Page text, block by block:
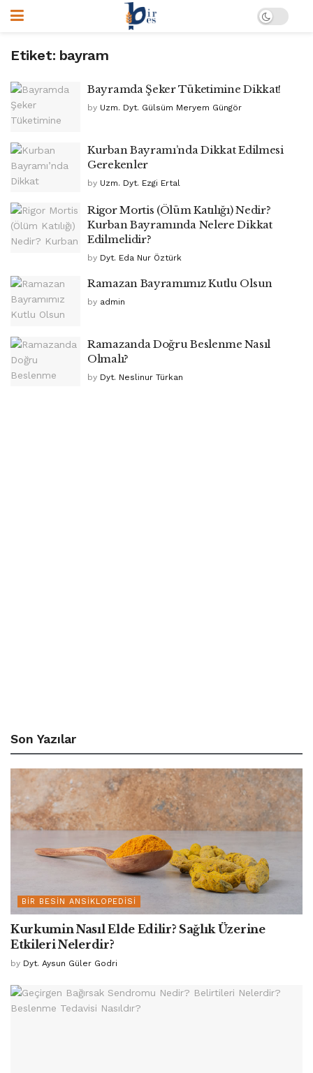
Etiket: bayram
Bayramda Şeker Tüketimine Dikkat!
by Uzm. Dyt. Gülsüm Meryem Güngör
Kurban Bayramı’nda Dikkat Edilmesi
Gerekenler
by Uzm. Dyt. Ezgi Ertal
Rigor Mortis (Ölüm Katılığı) Nedir?
Kurban Bayramında Nelere Dikkat
Edilmelidir?
by Dyt. Eda Nur Öztürk
Ramazan Bayramımız Kutlu Olsun
by admin
Ramazanda Doğru Beslenme Nasıl
Olmalı?
by Dyt. Neslinur Türkan
Son Yazılar
BIR BESIN ANSIKLOPEDISI
Kurkumin Nasıl Elde Edilir? Sağlık Üzerine
Etkileri Nelerdir?
by Dyt. Aysun Güler Godri